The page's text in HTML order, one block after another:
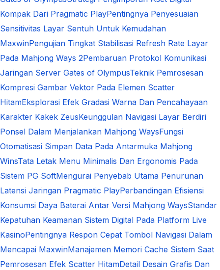
Kompak Dari Pragmatic PlayPentingnya Penyesuaian
Sensitivitas Layar Sentuh Untuk Kemudahan
MaxwinPengujian Tingkat Stabilisasi Refresh Rate Layar
Pada Mahjong Ways 2Pembaruan Protokol Komunikasi
Jaringan Server Gates of OlympusTeknik Pemrosesan
Kompresi Gambar Vektor Pada Elemen Scatter
HitamEksplorasi Efek Gradasi Warna Dan Pencahayaan
Karakter Kakek ZeusKeunggulan Navigasi Layar Berdiri
Ponsel Dalam Menjalankan Mahjong WaysFungsi
Otomatisasi Simpan Data Pada Antarmuka Mahjong
WinsTata Letak Menu Minimalis Dan Ergonomis Pada
Sistem PG SoftMengurai Penyebab Utama Penurunan
Latensi Jaringan Pragmatic PlayPerbandingan Efisiensi
Konsumsi Daya Baterai Antar Versi Mahjong WaysStandar
Kepatuhan Keamanan Sistem Digital Pada Platform Live
KasinoPentingnya Respon Cepat Tombol Navigasi Dalam
Mencapai MaxwinManajemen Memori Cache Sistem Saat
Pemrosesan Efek Scatter HitamDetail Desain Grafis Dan